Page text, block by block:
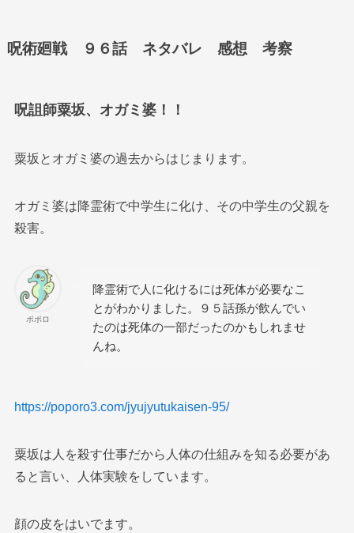
呪術廻戦 ９６話 ネタバレ 感想 考察
呪詛師粟坂、オガミ婆！！
粟坂とオガミ婆の過去からはじまります。
オガミ婆は降霊術で中学生に化け、その中学生の父親を
殺害。
ポポロ
降霊術で人に化けるには死体が必要なこ
とがわかりました。９５話孫が飲んでい
たのは死体の一部だったのかもしれませ
んね。
https://poporo3.com/jyujyutukaisen-95/
粟坂は人を殺す仕事だから人体の仕組みを知る必要があ
ると言い、人体実験をしています。
顔の皮をはいでます。